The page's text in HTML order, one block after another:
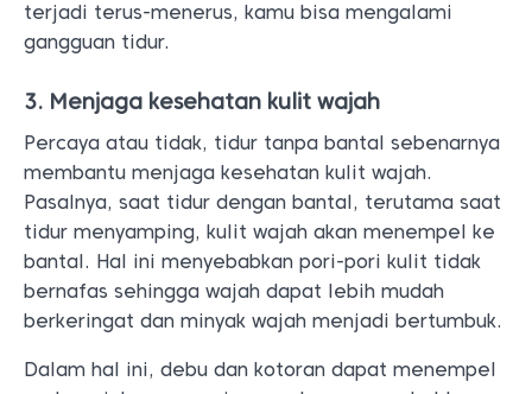
terjadi terus-menerus, kamu bisa mengalami
gangguan tidur.
3. Menjaga kesehatan kulit wajah
Percaya atau tidak, tidur tanpa bantal sebenarnya
membantu menjaga kesehatan kulit wajah.
Pasalnya, saat tidur dengan bantal, terutama saat
tidur menyamping, kulit wajah akan menempel ke
bantal. Hal ini menyebabkan pori-pori kulit tidak
bernafas sehingga wajah dapat lebih mudah
berkeringat dan minyak wajah menjadi bertumbuk.
Dalam hal ini, debu dan kotoran dapat menempel